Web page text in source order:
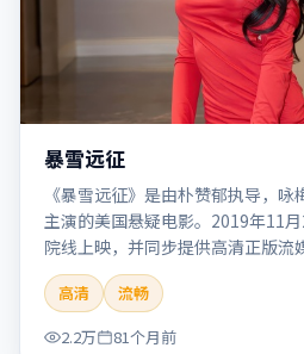
暴雪远征
《暴雪远征》是由朴赞郁执导，
主演的美国悬疑电影。2019年11
院线上映，并同步提供高清正版流
点：悬念层层推进，线索相互勾连
理爱好者。本片适合检索「暴雪远
「美国」「2019」「2019-11-22
高清
流畅
2.2万
81个月前